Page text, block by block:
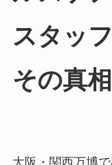
スタッ
その真
大阪・関西万博